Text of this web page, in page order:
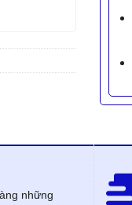
những